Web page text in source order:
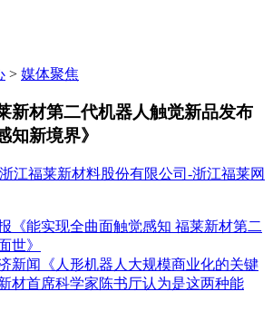
> 媒体聚焦
新材第二代机器人触觉新品发布
知新境界》
浙江福莱新材料股份有限公司-浙江福莱网
《能实现全曲面触觉感知 福莱新材第二
世》
新闻《人形机器人大规模商业化的关键
材首席科学家陈书厅认为是这两种能